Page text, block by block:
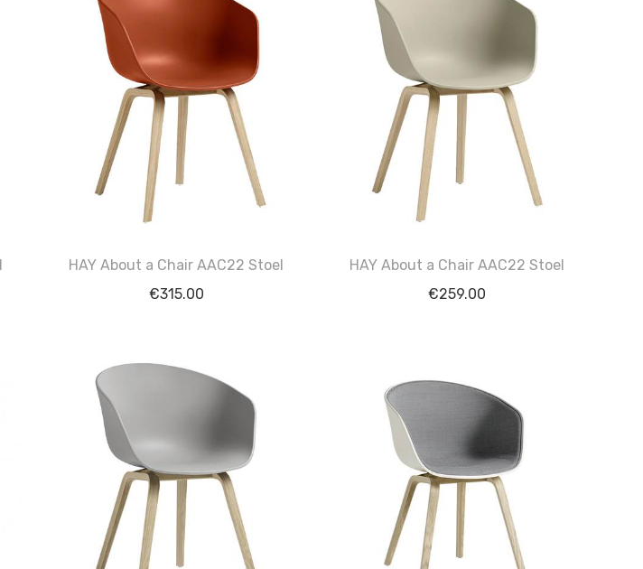
HAY About a Chair AAC22 Stoel
€315.00
HAY About a Chair AAC22 Stoel
€259.00